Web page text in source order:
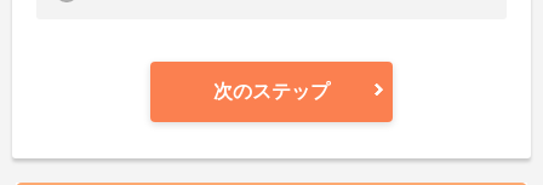
次のステップ